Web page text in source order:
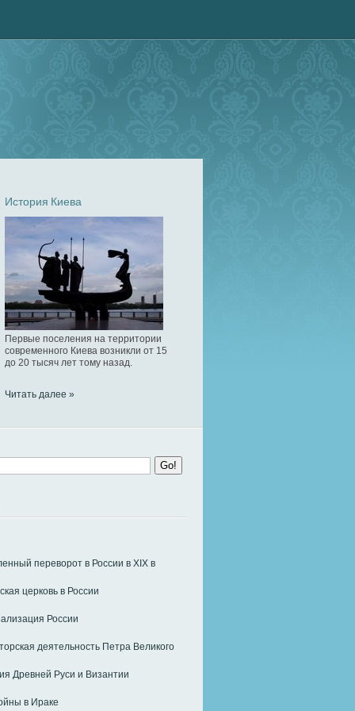
История Киева
Первые поселения на территории
современного Киева возникли от 15
до 20 тысяч лет тому назад.
Читать далее »
переворот в России в ХIХ в
церковь в России
России
деятельность Петра Великого
Древней Руси и Византии
в Ираке